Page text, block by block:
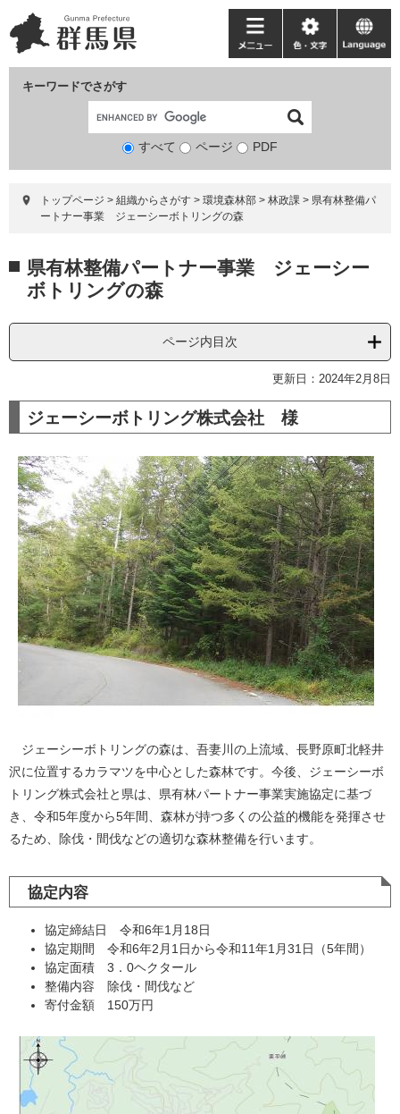
ー
ジ
ニ
ュ
て
キーワードでさがす
検
象
すべて ページ PDF
メ
ニ
ー
色・
文
language
トップページ > 組織からさがす > 環境森林部 > 林政課 > 県有林整備パ
ートナー事業 ジェーシーボトリングの森
文
県有林整備パートナー事業 ジェーシー
ボトリングの森
ページ内目次
更新日：2024年2月8日
ジェーシーボトリング株式会社 様
ジェーシーボトリングの森は、吾妻川の上流域、長野原町北軽井
沢に位置するカラマツを中心とした森林です。今後、ジェーシーボ
トリング株式会社と県は、県有林パートナー事業実施協定に基づ
き、令和5年度から5年間、森林が持つ多くの公益的機能を発揮させ
るため、除伐・間伐などの適切な森林整備を行います。
協定内容
協定締結日 令和6年1月18日
協定期間 令和6年2月1日から令和11年1月31日（5年間）
協定面積 3．0ヘクタール
整備内容 除伐・間伐など
寄付金額 150万円